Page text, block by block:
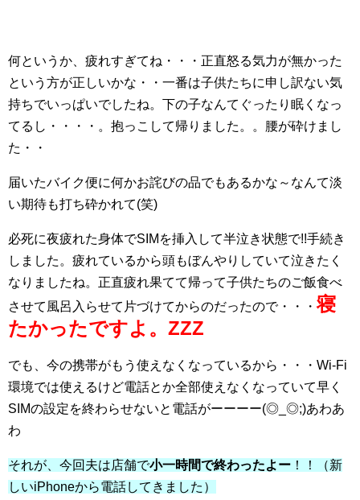
何というか、疲れすぎてね・・・正直怒る気力が無かった
という方が正しいかな・・一番は子供たちに申し訳ない気
持ちでいっぱいでしたね。下の子なんてぐったり眠くなっ
てるし・・・・。抱っこして帰りました。。腰が砕けまし
た・・
届いたバイク便に何かお詫びの品でもあるかな～なんて淡
い期待も打ち砕かれて(笑)
必死に夜疲れた身体でSIMを挿入して半泣き状態で!!手続き
しました。疲れているから頭もぼんやりしていて泣きたく
なりましたね。正直疲れ果てて帰って子供たちのご飯食べ
させて風呂入らせて片づけてからのだったので・・・寝
たかったですよ。ZZZ
でも、今の携帯がもう使えなくなっているから・・・Wi-Fi
環境では使えるけど電話とか全部使えなくなっていて早く
SIMの設定を終わらせないと電話がーーーー(◎_◎;)あわあ
わ
それが、今回夫は店舗で小一時間で終わったよー ！！（新
しいiPhoneから電話してきました）